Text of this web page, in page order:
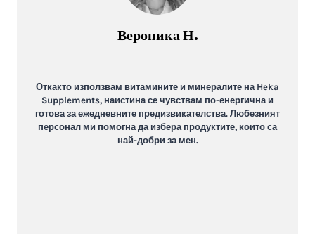
Вероника Н.
Откакто използвам витамините и минералите на Heka
Supplements, наистина се чувствам по-енергична и
готова за ежедневните предизвикателства. Любезният
персонал ми помогна да избера продуктите, които са
най-добри за мен.